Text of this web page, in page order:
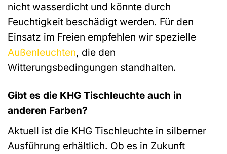
nicht wasserdicht und könnte durch
Feuchtigkeit beschädigt werden. Für den
Einsatz im Freien empfehlen wir spezielle
Außenleuchten, die den
Witterungsbedingungen standhalten.
Gibt es die KHG Tischleuchte auch in
anderen Farben?
Aktuell ist die KHG Tischleuchte in silberner
Ausführung erhältlich. Ob es in Zukunft